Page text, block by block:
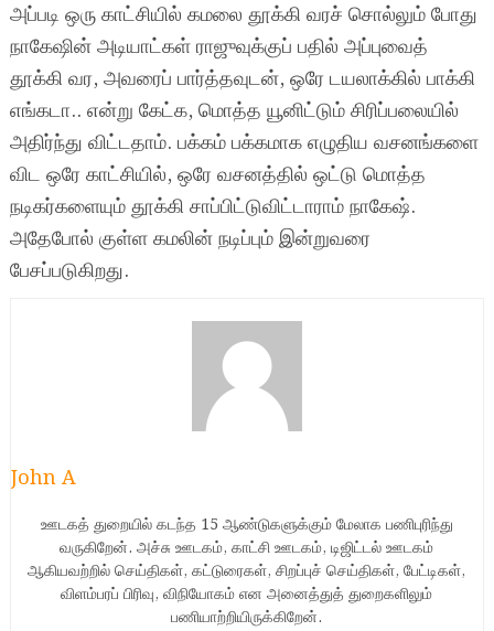
அப்படி ஒரு காட்சியில் கமலை தூக்கி வரச் சொல்லும் போது
நாகேஷின் அடியாட்கள் ராஜுவுக்குப் பதில் அப்புவைத்
தூக்கி வர, அவரைப் பார்த்தவுடன், ஒரே டயலாக்கில் பாக்கி
எங்கடா.. என்று கேட்க, மொத்த யூனிட்டும் சிரிப்பலையில்
அதிர்ந்து விட்டதாம். பக்கம் பக்கமாக எழுதிய வசனங்களை
விட ஒரே காட்சியில், ஒரே வசனத்தில் ஒட்டு மொத்த
நடிகர்களையும் தூக்கி சாப்பிட்டுவிட்டாராம் நாகேஷ்.
அதேபோல் குள்ள கமலின் நடிப்பும் இன்றுவரை
பேசப்படுகிறது.
John A
ஊடகத் துறையில் கடந்த 15 ஆண்டுகளுக்கும் மேலாக பணிபுரிந்து
வருகிறேன். அச்சு ஊடகம், காட்சி ஊடகம், டிஜிட்டல் ஊடகம்
ஆகியவற்றில் செய்திகள், கட்டுரைகள், சிறப்புச் செய்திகள், பேட்டிகள்,
விளம்பரப் பிரிவு, விநியோகம் என அனைத்துத் துறைகளிலும்
பணியாற்றியிருக்கிறேன்.